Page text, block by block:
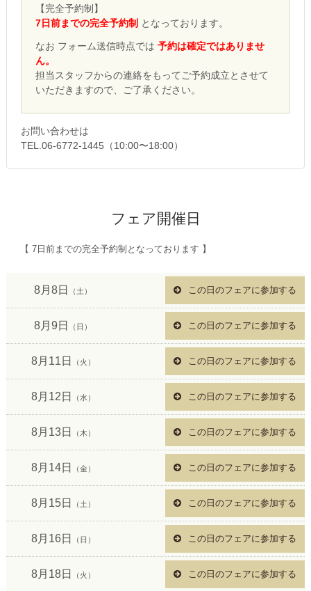
【完全予約制】
7日前までの完全予約制 となっております。
なお フォーム送信時点では 予約は確定ではありませ
ん。
担当スタッフからの連絡をもってご予約成立とさせて
いただきますので、ご了承ください。
お問い合わせは
TEL.06-6772-1445（10:00〜18:00）
フェア開催日
【 7日前までの完全予約制となっております 】
8月8日 （土） この日のフェアに参加する
8月9日 （日） この日のフェアに参加する
8月11日 （火） この日のフェアに参加する
8月12日 （水） この日のフェアに参加する
8月13日 （木） この日のフェアに参加する
8月14日 （金） この日のフェアに参加する
8月15日 （土） この日のフェアに参加する
8月16日 （日） この日のフェアに参加する
8月18日 （火） この日のフェアに参加する